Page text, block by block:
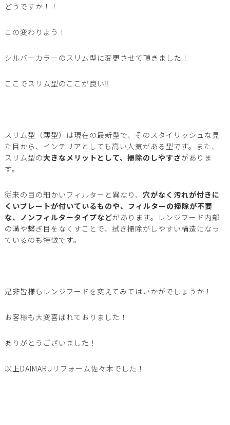
どうですか！！
この変わりよう！
シルバーカラーのスリム型に変更させて頂きました！
ここでスリム型のここが良い‼️
スリム型（薄型）は現在の最新型で、そのスタイリッシュな見
た目から、インテリアとしても高い人気がある 型です。また、
スリム型の大きなメリットとして、掃除のしやすさ がありま
す。
従来の目の細かいフィルターと異なり、 穴がなく汚れが付きに
くいプレートが付いているものや、フィルターの掃除が不要
な、ノンフィルタータイプなどがあります。レンジフード内部
の溝や繋ぎ目をなくすことで、拭き掃除がしやすい構造になっ
ているのも特徴です。
是非皆様もレンジフードを変えてみてはいかがでしょうか！
お客様も大変喜ばれておりました！
ありがとうございました！
以上DAIMARUリフォーム佐々木でした！